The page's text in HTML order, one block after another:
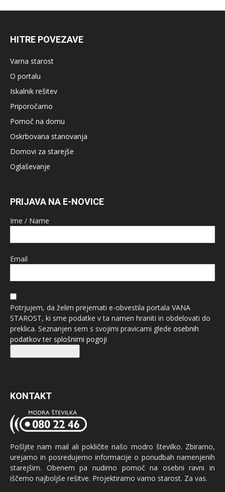
HITRE POVEZAVE
Varna starost
O portalu
Iskalnik rešitev
Priporočamo
Pomoč na domu
Oskrbovana stanovanja
Domovi za starejše
Oglaševanje
PRIJAVA NA E-NOVICE
Ime / Name
Email
Potrjujem, da želim prejemati e-obvestila portala VANA
STAROST, ki sme podatke v ta namen hraniti in obdelovati do
preklica. Seznanjen sem s svojimi pravicami glede osebnih
podatkovter splošnimi pogoji
KONTAKT
Pošljite nam mail ali pokličite našo modro številko. Zbiramo,
urejamo in posredujemo informacije o ponudbah namenjenih
starejšim. Obenem pa nudimo pomoč na osebni ravni in
iščemo najboljše rešitve. Projektiramo varno starost. Za vas.